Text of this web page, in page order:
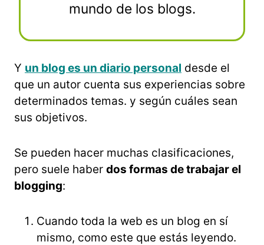
mundo de los blogs.
Y un blog es un diario personal desde el
que un autor cuenta sus experiencias sobre
determinados temas. y según cuáles sean
sus objetivos.
Se pueden hacer muchas clasificaciones,
pero suele haber dos formas de trabajar el
blogging:
Cuando toda la web es un blog en sí
mismo, como este que estás leyendo.